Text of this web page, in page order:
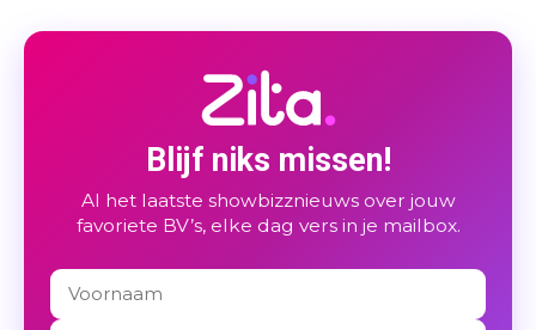
Blijf niks missen!
Al het laatste showbizznieuws over jouw
favoriete BV’s, elke dag vers in je mailbox.